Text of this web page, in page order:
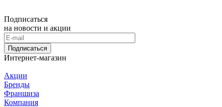
Подписаться
на новости и акции
Подписаться
Интернет-магазин
Акции
Бренды
Франшиза
Компания